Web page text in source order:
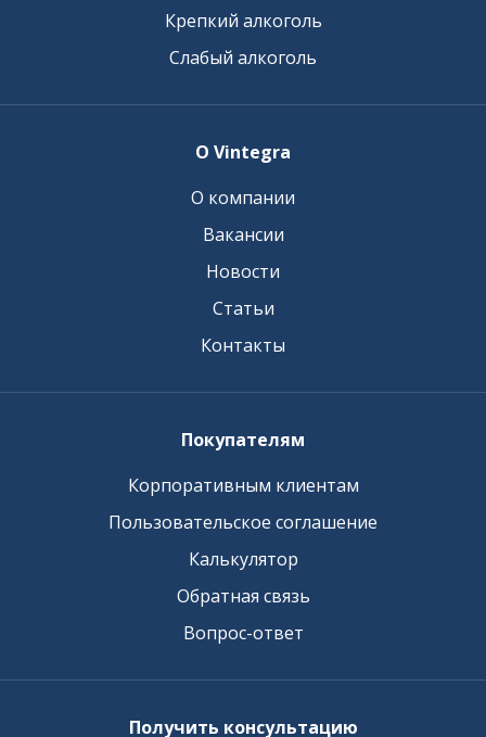
Крепкий алкоголь
Слабый алкоголь
О Vintegra
О компании
Вакансии
Новости
Статьи
Контакты
Покупателям
Корпоративным клиентам
Пользовательское соглашение
Калькулятор
Обратная связь
Вопрос-ответ
Получить консультацию